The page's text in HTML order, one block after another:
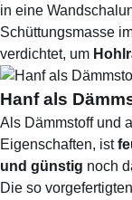
in eine
Schüttungsmasse
verdichtet, um
Hanf als
Als Dämmstoff und
Eigenschaften, ist
und günstig noch
Die so